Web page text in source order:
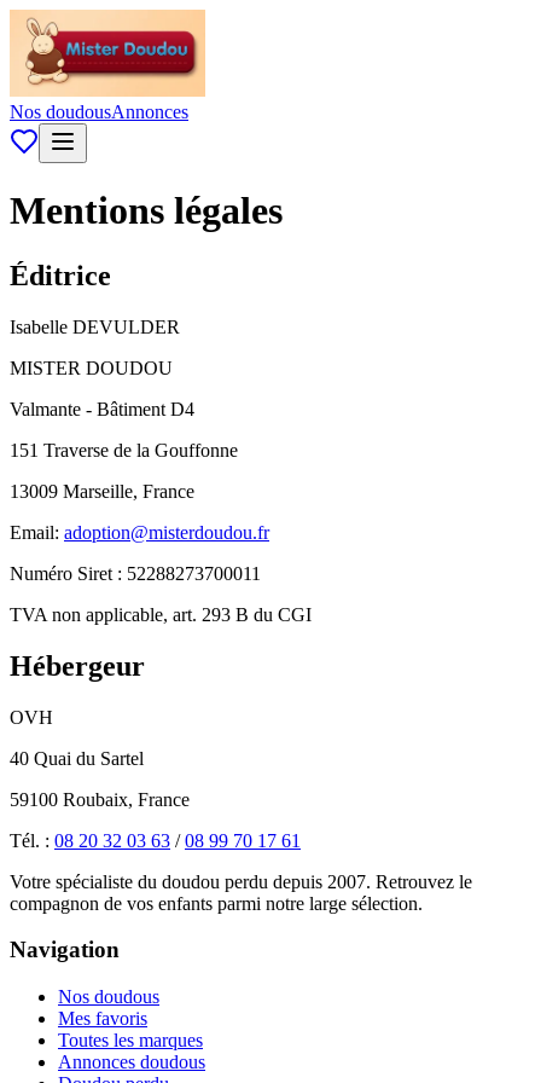
Nos doudousAnnonces
Mentions légales
Éditrice
Isabelle DEVULDER
MISTER DOUDOU
Valmante - Bâtiment D4
151 Traverse de la Gouffonne
13009 Marseille, France
Email: adoption@misterdoudou.fr
Numéro Siret : 52288273700011
TVA non applicable, art. 293 B du CGI
Hébergeur
OVH
40 Quai du Sartel
59100 Roubaix, France
Tél. : 08 20 32 03 63 /08 99 70 17 61
Votre spécialiste du doudou perdu depuis 2007. Retrouvez le
compagnon de vos enfants parmi notre large sélection.
Navigation
Nos doudous
Mes favoris
Toutes les marques
Annonces doudous